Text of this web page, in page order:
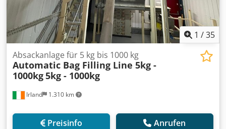
1 /35
Irland 1.310 km
Absackanlage für 5 kg bis 1000 kg
Automatic Bag Filling Line 5kg -
1000kg5kg - 1000kg
Preisinfo Anrufen